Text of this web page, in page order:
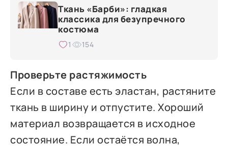
Ткань «Барби»: гладкая
классика для безупречного
костюма
1 154
Проверьте растяжимость
Если в составе есть эластан, растяните
ткань в ширину и отпустите. Хороший
материал возвращается в исходное
состояние. Если остаётся волна,